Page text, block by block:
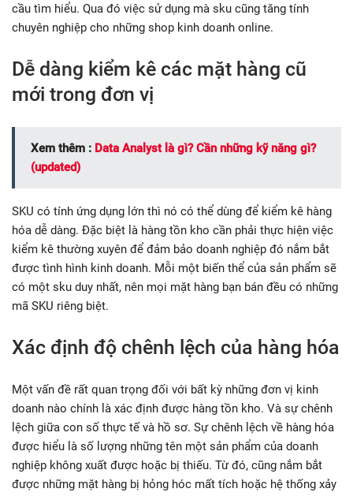
cầu tìm hiểu. Qua đó việc sử dụng mà sku cũng tăng tính
chuyên nghiệp cho những shop kinh doanh online.
Dễ dàng kiểm kê các mặt hàng cũ
mới trong đơn vị
Xem thêm : Data Analyst là gì? Cần những kỹ năng gì?
(updated)
SKU có tính ứng dụng lớn thì nó có thể dùng để kiểm kê hàng
hóa dễ dàng. Đặc biệt là hàng tồn kho cần phải thực hiện việc
kiểm kê thường xuyên để đảm bảo doanh nghiệp đó nắm bắt
được tình hình kinh doanh. Mỗi một biến thể của sản phẩm sẽ
có một sku duy nhất, nên mọi mặt hàng bạn bán đều có những
mã SKU riêng biệt.
Xác định độ chênh lệch của hàng hóa
Một vấn đề rất quan trọng đối với bất kỳ những đơn vị kinh
doanh nào chính là xác định được hàng tồn kho. Và sự chênh
lệch giữa con số thực tế và hồ sơ. Sự chênh lệch về hàng hóa
được hiểu là số lượng những tên một sản phẩm của doanh
nghiệp không xuất được hoặc bị thiếu. Từ đó, cũng nắm bắt
được những mặt hàng bị hỏng hóc mất tích hoặc hệ thống xảy